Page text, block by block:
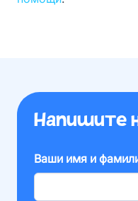
Напишите
Ваши имя и